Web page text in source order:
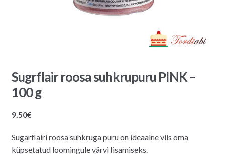
Sugrflair roosa suhkrupuru PINK –
100 g
9.50€
Sugarflairi roosa suhkruga puru on ideaalne viis oma
küpsetatud loomingule värvi lisamiseks.